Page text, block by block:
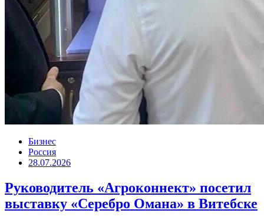
Бизнес
Россия
28.07.2026
Руководитель «Агроконнект» посетил
выставку «Серебро Омана» в Витебске